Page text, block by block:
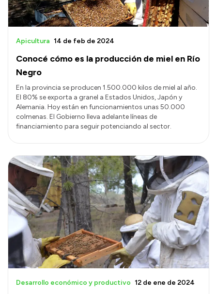
Conocé cómo es la producción de miel en Río
Negro
Apicultura 14 de feb de 2024
En la provincia se producen 1.500.000 kilos de miel al año.
El 80% se exporta a granel a Estados Unidos, Japón y
Alemania. Hoy están en funcionamientos unas 50.000
colmenas. El Gobierno lleva adelante líneas de
financiamiento para seguir potenciando al sector.
Desarrollo económico y productivo 12 de ene de 2024